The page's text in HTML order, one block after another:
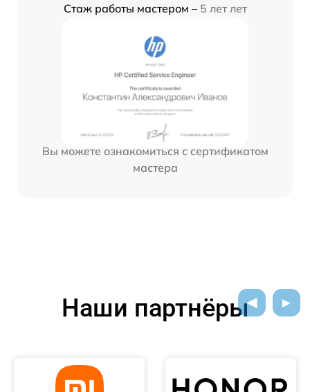
Стаж работы мастером – 5 лет лет
Вы можете ознакомиться с сертификатом
мастера
Наши партнёры